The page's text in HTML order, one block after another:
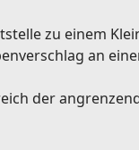
zu einem
an
der